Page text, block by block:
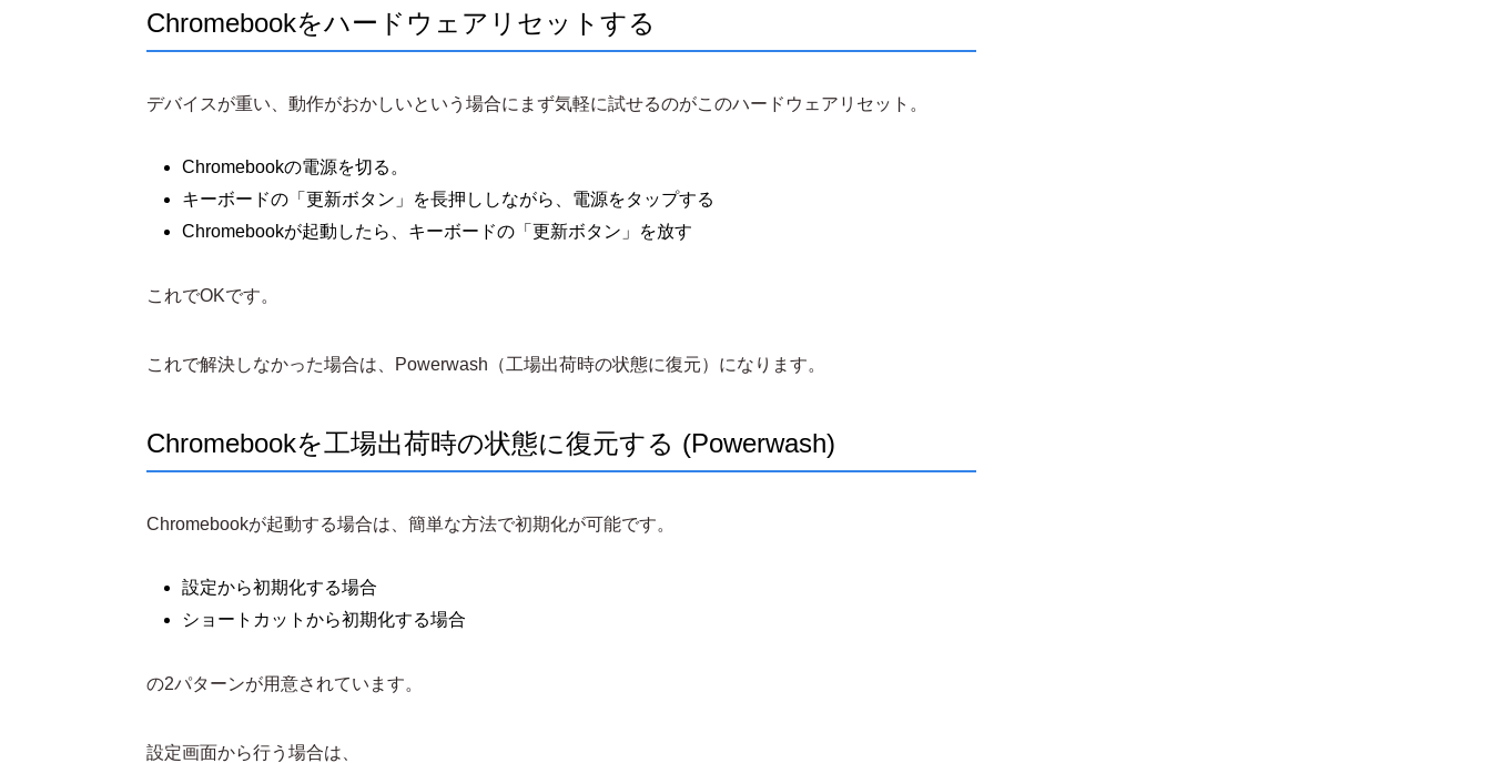
Chromebookをハードウェアリセットする
デバイスが重い、動作がおかしいという場合にまず気軽に試せるのがこのハードウェアリセット。
Chromebookの電源を切る。
キーボードの「更新ボタン」を長押ししながら、電源をタップする
Chromebookが起動したら、キーボードの「更新ボタン」を放す
これでOKです。
これで解決しなかった場合は、Powerwash（工場出荷時の状態に復元）になります。
Chromebookを工場出荷時の状態に復元する (Powerwash)
Chromebookが起動する場合は、簡単な方法で初期化が可能です。
設定から初期化する場合
ショートカットから初期化する場合
の2パターンが用意されています。
設定画面から行う場合は、